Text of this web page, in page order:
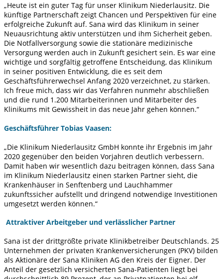
„Heute ist ein guter Tag für unser Klinikum Niederlausitz. Die
künftige Partnerschaft zeigt Chancen und Perspektiven für eine
erfolgreiche Zukunft auf. Sana wird das Klinikum in seiner
Neuausrichtung aktiv unterstützen und ihm Sicherheit geben.
Die Notfallversorgung sowie die stationäre medizinische
Versorgung werden auch in Zukunft gesichert sein. Es war eine
wichtige und sorgfältig getroffene Entscheidung, das Klinikum
in seiner positiven Entwicklung, die es seit dem
Geschäftsführerwechsel Anfang 2020 verzeichnet, zu stärken.
Ich freue mich, dass wir das Verfahren nunmehr abschließen
und die rund 1.200 Mitarbeiterinnen und Mitarbeiter des
Klinikums mit Gewissheit in das neue Jahr gehen können.“
Geschäftsführer Tobias Vaasen:
„Die Klinikum Niederlausitz GmbH konnte ihr Ergebnis im Jahr
2020 gegenüber den beiden Vorjahren deutlich verbessern.
Damit haben wir wesentlich dazu beitragen können, dass Sana
im Klinikum Niederlausitz einen starken Partner sieht, die
Krankenhäuser in Senftenberg und Lauchhammer
zukunftssicher aufstellt und dringend notwendige Investitionen
umgesetzt werden können.“
Attraktiver Arbeitgeber und verlässlicher Partner
Sana ist der drittgrößte private Klinikbetreiber Deutschlands. 25
Unternehmen der privaten Krankenversicherungen (PKV) bilden
als Aktionäre der Sana Kliniken AG den Kreis der Eigner. Der
Anteil der gesetzlich versicherten Sana-Patienten liegt bei